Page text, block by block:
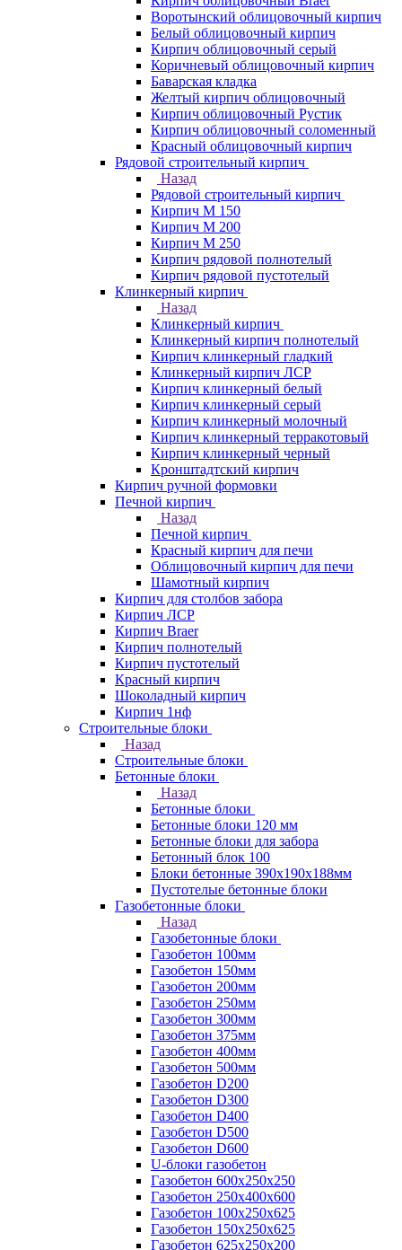
Воротынский облицовочный кирпич
Белый облицовочный кирпич
Кирпич облицовочный серый
Коричневый облицовочный кирпич
Баварская кладка
Желтый кирпич облицовочный
Кирпич облицовочный Рустик
Кирпич облицовочный соломенный
Красный облицовочный кирпич
Рядовой строительный кирпич
Назад
Рядовой строительный кирпич
Кирпич М 150
Кирпич М 200
Кирпич М 250
Кирпич рядовой полнотелый
Кирпич рядовой пустотелый
Клинкерный кирпич
Назад
Клинкерный кирпич
Клинкерный кирпич полнотелый
Кирпич клинкерный гладкий
Клинкерный кирпич ЛСР
Кирпич клинкерный белый
Кирпич клинкерный серый
Кирпич клинкерный молочный
Кирпич клинкерный терракотовый
Кирпич клинкерный черный
Кронштадтский кирпич
Кирпич ручной формовки
Печной кирпич
Назад
Печной кирпич
Красный кирпич для печи
Облицовочный кирпич для печи
Шамотный кирпич
Кирпич для столбов забора
Кирпич ЛСР
Кирпич Braer
Кирпич полнотелый
Кирпич пустотелый
Красный кирпич
Шоколадный кирпич
Кирпич 1нф
Строительные блоки
Назад
Строительные блоки
Бетонные блоки
Назад
Бетонные блоки
Бетонные блоки 120 мм
Бетонные блоки для забора
Бетонный блок 100
Блоки бетонные 390х190х188мм
Пустотелые бетонные блоки
Газобетонные блоки
Назад
Газобетонные блоки
Газобетон 100мм
Газобетон 150мм
Газобетон 200мм
Газобетон 250мм
Газобетон 300мм
Газобетон 375мм
Газобетон 400мм
Газобетон 500мм
Газобетон D200
Газобетон D300
Газобетон D400
Газобетон D500
Газобетон D600
U-блоки газобетон
Газобетон 600x250x250
Газобетон 250x400x600
Газобетон 100х250х625
Газобетон 150х250х625
Газобетон 625х250х200